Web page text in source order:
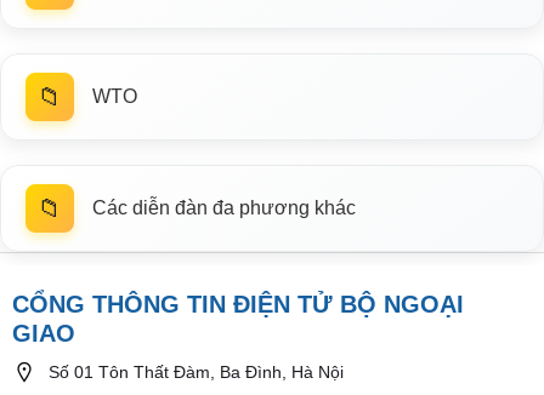
📁 WTO
📁 Các diễn đàn đa phương khác
CỔNG THÔNG TIN ĐIỆN TỬ BỘ NGOẠI
GIAO
Số 01 Tôn Thất Đàm, Ba Đình, Hà Nội